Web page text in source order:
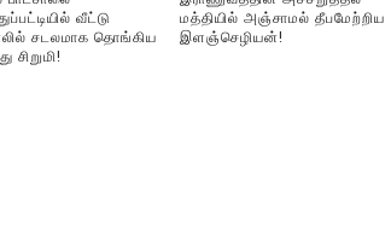
வீட்டு
சடலமாக தொங்கிய
சிறுமி!
மத்தியில் அஞ்சாமல் தீபமேற்றிய
இளஞ்செழியன்!